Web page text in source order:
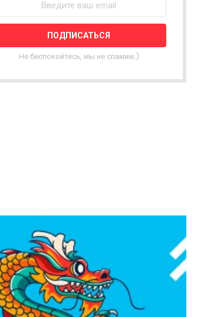
Не беспокойтесь, мы не спамим;)